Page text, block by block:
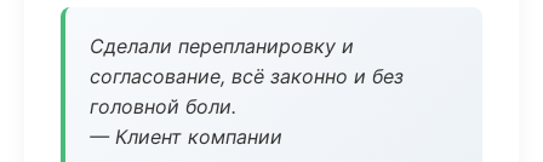
Сделали перепланировку и
согласование, всё законно и без
головной боли.
— Клиент компании